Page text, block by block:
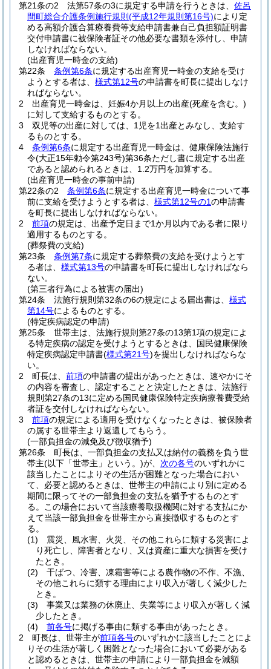
第21条の2
法第57条の3に規定する申請を行うときは、 佐呂
間町総合介護条例施行規則 (平成12年規則第16号)により定
める高額介護合算療養費等支給申請書兼自己負担額証明書
交付申請書に被保険者証その他必要な書類を添付し、申請
しなければならない。
(出産育児一時金の支給)
第22条
条例第6条に規定する出産育児一時金の支給を受け
ようとする者は、 様式第12号の申請書を町長に提出しなけ
ればならない。
2
出産育児一時金は、妊娠4か月以上の出産(死産を含む。)
に対して支給するものとする。
3
双児等の出産に対しては、1児を1出産とみなし、支給す
るものとする。
4
条例第6条に規定する出産育児一時金は、健康保険法施行
令(大正15年勅令第243号)第36条ただし書に規定する出産
であると認められるときは、1.2万円を加算する。
(出産育児一時金の事前申請)
第22条の2
条例第6条に規定する出産育児一時金について事
前に支給を受けようとする者は、 様式第12号の1の申請書
を町長に提出しなければならない。
2
前項の規定は、出産予定日まで1か月以内である者に限り
適用するものとする。
(葬祭費の支給)
第23条
条例第7条に規定する葬祭費の支給を受けようとす
る者は、 様式第13号の申請書を町長に提出しなければなら
ない。
(第三者行為による被害の届出)
第24条
法施行規則第32条の6の規定による届出書は、 様式
第14号によるものとする。
(特定疾病認定の申請)
第25条
世帯主は、法施行規則第27条の13第1項の規定によ
る特定疾病の認定を受けようとするときは、国民健康保険
特定疾病認定申請書(様式第21号)を提出しなければならな
い。
2
町長は、 前項の申請書の提出があったときは、速やかにそ
の内容を審査し、認定することと決定したときは、法施行
規則第27条の13に定める国民健康保険特定疾病療養費受給
者証を交付しなければならない。
3
前項の規定による適用を受けなくなったときは、被保険者
の属する世帯主より返還してもらう。
(一部負担金の減免及び徴収猶予)
第26条
町長は、一部負担金の支払又は納付の義務を負う世
帯主(以下「世帯主」という。)が、 次の各号のいずれかに
該当したことによりその生活が困難となった場合におい
て、必要と認めるときは、世帯主の申請により別に定める
期間に限ってその一部負担金の支払を猶予するものとす
る。
この場合において当該療養取扱機関に対する支払にか
えて当該一部負担金を世帯主から直接徴収するものとす
る。
(1)
震災、風水害、火災、その他これらに類する災害によ
り死亡し、障害者となり、又は資産に重大な損害を受け
たとき。
(2)
干ばつ、冷害、凍霜害等による農作物の不作、不漁、
その他これらに類する理由により収入が著しく減少した
とき。
(3)
事業又は業務の休廃止、失業等により収入が著しく減
少したとき。
(4)
前各号に掲げる事由に類する事由があったとき。
2
町長は、世帯主が前項各号のいずれかに該当したことによ
りその生活が著しく困難となった場合において必要がある
と認めるときは、世帯主の申請により一部負担金を減額